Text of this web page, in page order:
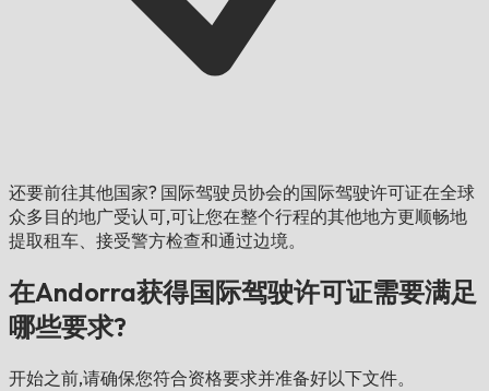
还要前往其他国家? 国际驾驶员协会的国际驾驶许可证在全球
众多目的地广受认可,可让您在整个行程的其他地方更顺畅地
提取租车、接受警方检查和通过边境。
在Andorra获得国际驾驶许可证需要满足
哪些要求?
开始之前,请确保您符合资格要求并准备好以下文件。